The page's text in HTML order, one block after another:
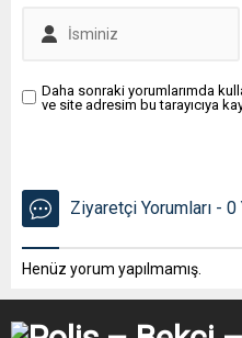
Daha sonraki yorumlarımda
ve site adresim bu tarayıcıya
Ziyaretçi Yorumları - 0
Henüz yorum yapılmamış.